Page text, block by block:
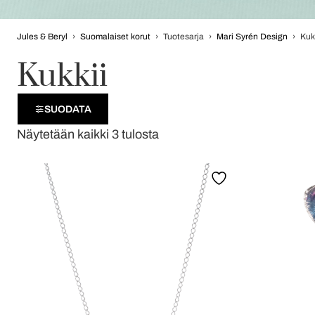
Jules & Beryl › Suomalaiset korut › Tuotesarja › Mari Syrén Design ›
Kukkii
SUODATA
Näytetään kaikki 3 tulosta